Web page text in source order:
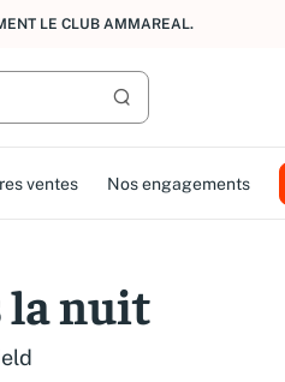
LE CLUB AMMAREAL.
Lancer la recherche
ventes Nos engagements
la nuit